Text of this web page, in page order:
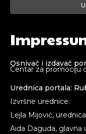
Osnivač i izdavač
Centar za promociju
Urednica portala:
Izvršne urednice:
Lejla Mijović,
Aida Daguda, glavna